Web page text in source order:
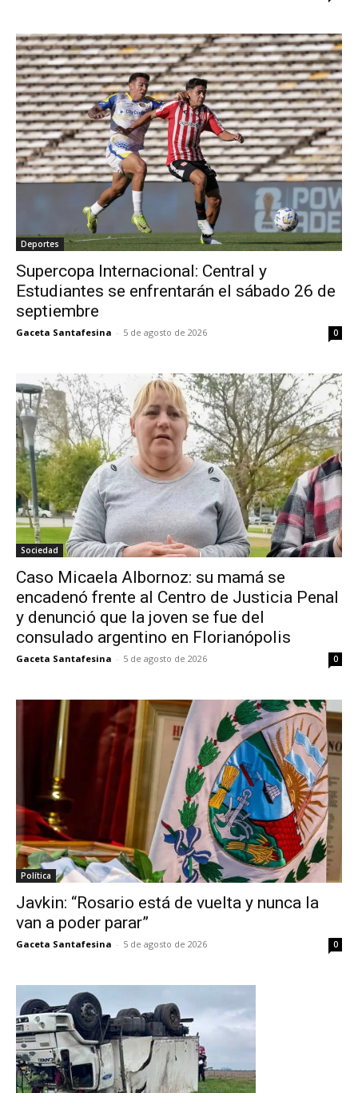
Deportes
Supercopa Internacional: Central y
Estudiantes se enfrentarán el sábado 26 de
septiembre
Gaceta Santafesina - 5 de agosto de 2026 0
Sociedad
Caso Micaela Albornoz: su mamá se
encadenó frente al Centro de Justicia Penal
y denunció que la joven se fue del
consulado argentino en Florianópolis
Gaceta Santafesina - 5 de agosto de 2026 0
Política
Javkin: “Rosario está de vuelta y nunca la
van a poder parar”
Gaceta Santafesina - 5 de agosto de 2026 0